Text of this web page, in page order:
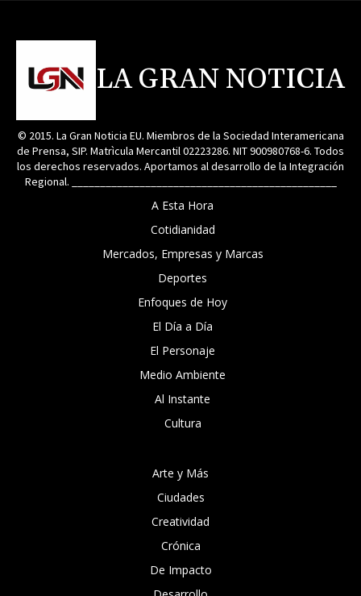
LA GRAN NOTICIA
© 2015. La Gran Noticia EU. Miembros de la Sociedad Interamericana
de Prensa, SIP. Matrìcula Mercantil 02223286. NIT 900980768-6. Todos
los derechos reservados. Aportamos al desarrollo de la Integración
Regional. _______________________________________________
A Esta Hora
Cotidianidad
Mercados, Empresas y Marcas
Deportes
Enfoques de Hoy
El Día a Día
El Personaje
Medio Ambiente
Al Instante
Cultura
Arte y Más
Ciudades
Creatividad
Crónica
De Impacto